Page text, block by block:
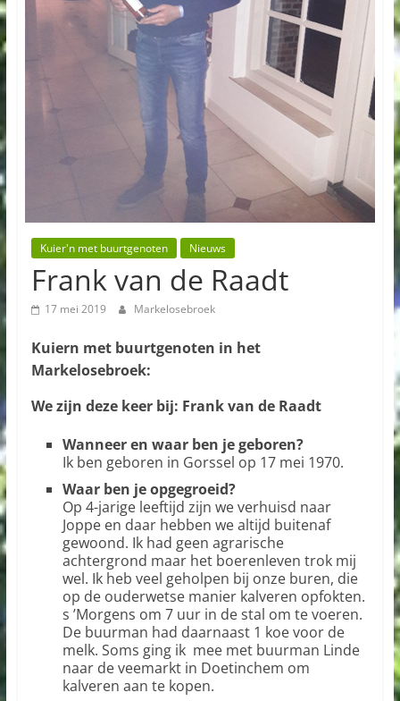
Kuier'n met buurtgenoten Nieuws
Frank van de Raadt
17 mei 2019 Markelosebroek
Kuiern met buurtgenoten in het
Markelosebroek:
We zijn deze keer bij: Frank van de Raadt
Wanneer en waar ben je geboren?
Ik ben geboren in Gorssel op 17 mei 1970.
Waar ben je opgegroeid?
Op 4-jarige leeftijd zijn we verhuisd naar
Joppe en daar hebben we altijd buitenaf
gewoond. Ik had geen agrarische
achtergrond maar het boerenleven trok mij
wel. Ik heb veel geholpen bij onze buren, die
op de ouderwetse manier kalveren opfokten.
s ’Morgens om 7 uur in de stal om te voeren.
De buurman had daarnaast 1 koe voor de
melk. Soms ging ik mee met buurman Linde
naar de veemarkt in Doetinchem om
kalveren aan te kopen.